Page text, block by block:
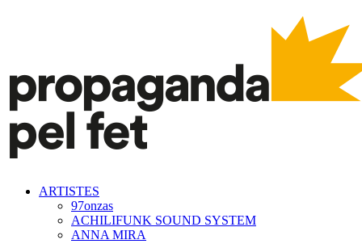
ARTISTES
97onzas
ACHILIFUNK SOUND SYSTEM
ANNA MIRA